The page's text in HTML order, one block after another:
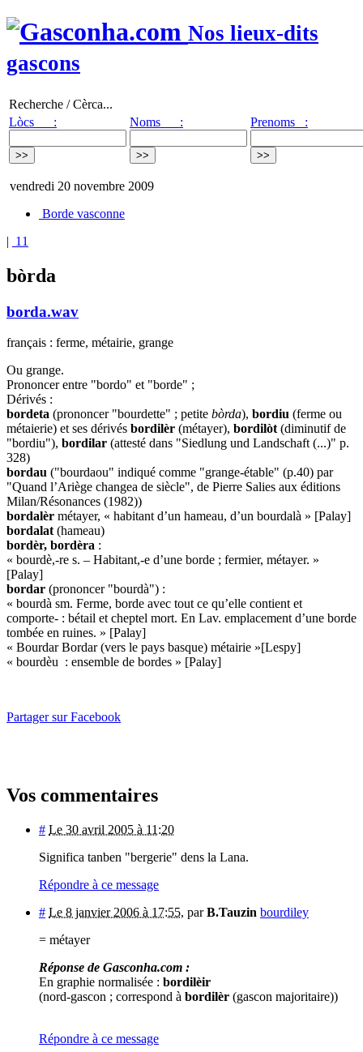
Nos lieux-dits
gascons
Recherche / Cèrca...
Lòcs :
Noms : Prenoms :
vendredi 20 novembre 2009
Borde vasconne
| 11
bòrda
borda.wav
français : ferme, métairie, grange
Ou grange.
Prononcer entre "bordo" et "borde" ;
Dérivés :
bordeta (prononcer "bourdette" ; petite bòrda), bordiu (ferme ou
métaierie) et ses dérivés bordilèr (métayer), bordilòt(diminutif de
"bordiu"), bordilar (attesté dans "Siedlung und Landschaft (...)" p.
328)
bordau ("bourdaou" indiqué comme "grange-étable" (p.40) par
"Quand l’Ariège changea de siècle", de Pierre Salies aux éditions
Milan/Résonances (1982))
bordalèr métayer, « habitant d’un hameau, d’un bourdalà » [Palay]
bordalat(hameau)
bordèr, bordèra :
« bourdè,-re s. – Habitant,-e d’une borde ; fermier, métayer. »
[Palay]
bordar (prononcer "bourdà") :
« bourdà sm. Ferme, borde avec tout ce qu’elle contient et
comporte- : bétail et cheptel mort. En Lav. emplacement d’une borde
tombée en ruines. » [Palay]
« Bourdar Bordar (vers le pays basque) métairie »[Lespy]
« bourdèu : ensemble de bordes » [Palay]
Partager sur Facebook
Vos commentaires
# Le 30 avril 2005 à 11:20
Significa tanben "bergerie" dens la Lana.
Répondre à ce message
# Le 8 janvier 2006 à 17:55, parB.Tauzin bourdiley
= métayer
Réponse de Gasconha.com :
En graphie normalisée : bordilèir
(nord-gascon ; correspond à bordilèr (gascon majoritaire))
Répondre à ce message